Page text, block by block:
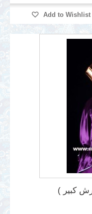
Add to Wishlist
کبیر )